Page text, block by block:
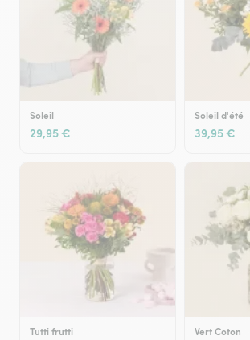
Soleil
29,95 €
Soleil d'été
39,95 €
Tutti frutti Vert Coton